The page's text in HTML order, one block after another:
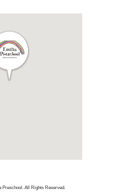
Preschool. All Rights Reserved.